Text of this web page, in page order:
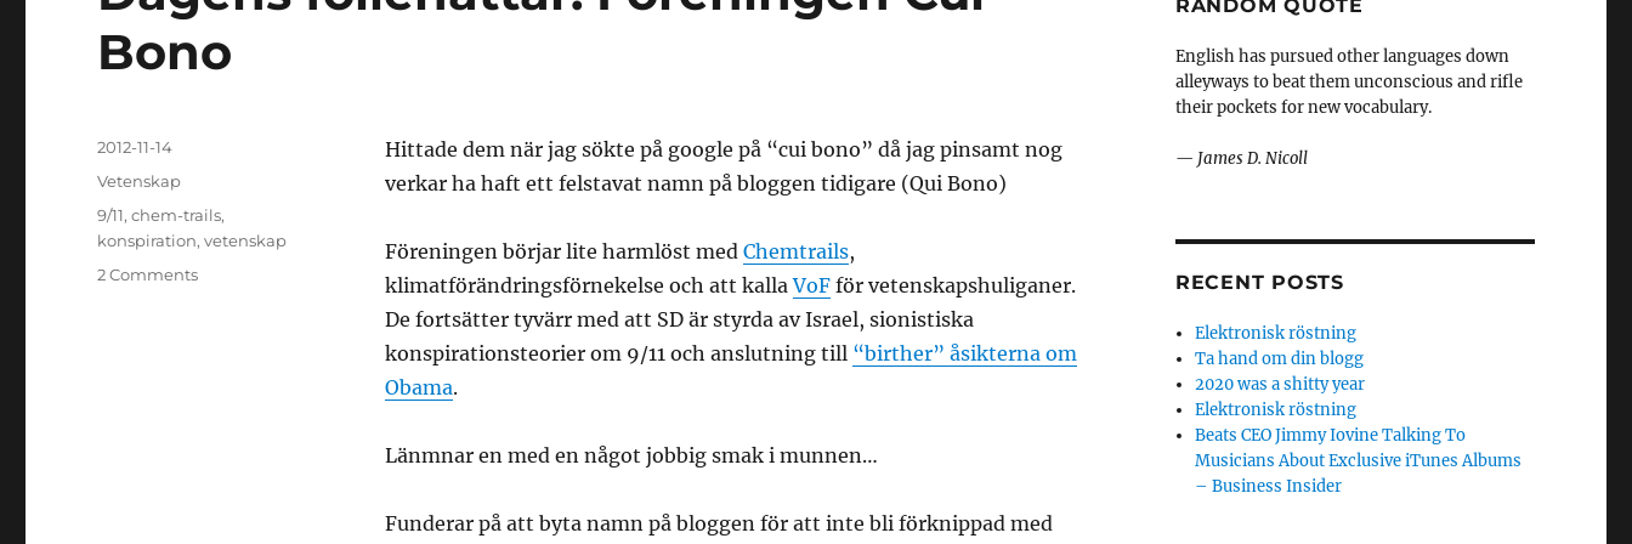
Bono
Hittade dem när jag sökte på google på “cui bono” då jag pinsamt nog
verkar ha haft ett felstavat namn på bloggen tidigare (Qui Bono)
Föreningen börjar lite harmlöst med Chemtrails,
klimatförändringsförnekelse och att kallaVoFför vetenskapshuliganer.
De fortsätter tyvärr med att SD är styrda av Israel, sionistiska
konspirationsteorier om 9/11 och anslutning till “birther” åsikterna om
Obama.
Länmnar en med en något jobbig smak i munnen…
Funderar på att byta namn på bloggen för att inte bli förknippad med
Posted
2012-11-14
Categories
Vetenskap
Tags
9/11,chem-trails,
konspiration,vetenskap
2 Commentson
RANDOM QUOTE
English has pursued other languages down
alleyways to beat them unconscious and rifle
their pockets for new vocabulary.
— James D. Nicoll
RECENT POSTS
Elektronisk röstning
Ta hand om din blogg
2020 was a shitty year
Elektronisk röstning
Beats CEO Jimmy Iovine Talking To
Musicians About Exclusive iTunes Albums
– Business Insider